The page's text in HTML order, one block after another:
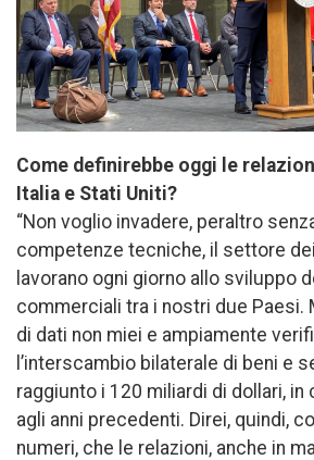
Come definirebbe oggi le
Italia e Stati Uniti?
“Non voglio invadere, peraltro
competenze tecniche, il settore
lavorano ogni giorno allo sviluppo
commerciali tra i nostri due Paesi.
di dati non miei e ampiamente
l’interscambio bilaterale di beni e
raggiunto i 120 miliardi di dollari,
agli anni precedenti. Direi, quindi,
numeri, che le relazioni, anche in